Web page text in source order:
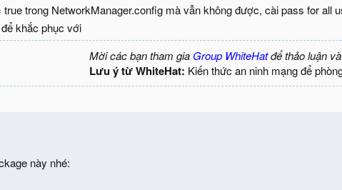
trong NetworkManager.config mà vẫn không được, cài pass for all
khắc phục với
Mời các bạn tham gia Group WhiteHatđể thảo luận
Lưu ý từ WhiteHat: Kiến thức an ninh mạng để
này nhé: